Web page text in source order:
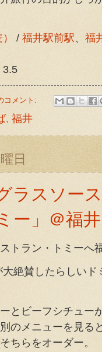
/ 福井駅前駅、 福
3.5
コメント:
, 福井
日
ラスソー
ー」＠福
トラン・トミーへ
絶賛したらしい
とビーフシチュー
のメニューを見る
ちらをオーダー。